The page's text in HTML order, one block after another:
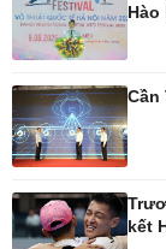
Pháp luật
Vụ án
Tin nóng
Tư vấn luật
Cần
kết